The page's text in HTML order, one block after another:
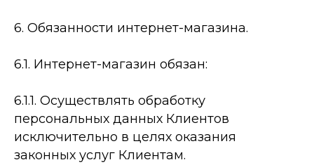
6. Обязанности интернет-­магазина.
6.1. Интернет-­магазин обязан:
6.1.1. Осуществлять обработку
персональных данных Клиентов
исключительно в целях оказания
законных услуг Клиентам.